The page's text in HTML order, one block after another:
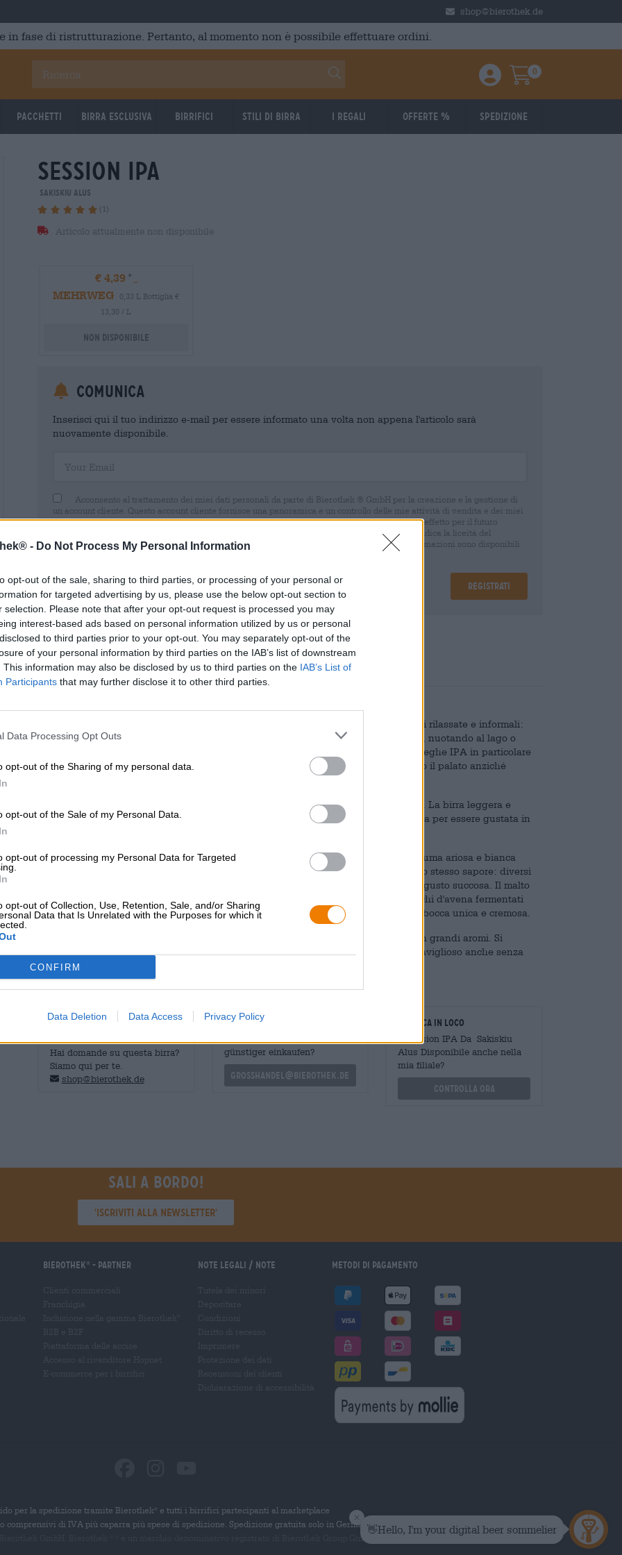
- Do Not Process My Personal Information
opt-out of the sale, sharing to third parties, or processing of your personal or
for targeted advertising by us, please use the below opt-out section to
selection. Please note that after your opt-out request is processed you may
interest-based ads based on personal information utilized by us or personal
to third parties prior to your opt-out. You may separately opt-out of the
of your personal information by third parties on the IAB’s list of downstream
This information may also be disclosed by us to third parties on the IAB’s List of
Participants that may further disclose it to other third parties.
Data Processing Opt Outs
opt-out of the Sharing of my personal data.
opt-out of the Sale of my Personal Data.
opt-out of processing my Personal Data for Targeted
opt-out of Collection, Use, Retention, Sale, and/or Sharing
Data that Is Unrelated with the Purposes for which it
CONFIRM
Data Deletion Data Access Privacy Policy
shop@bierothek.de
in fase di ristrutturazione. Pertanto, al momento non è possibile effettuare ordini.
Einloggen / Anmelden
Warenkorb
0
Pacchetti Birra Esclusiva Birrifici Stili di birra I regali Offerte % Spedizione
session ipa
Sakiskiu Alus
(1)
Articolo attualmente non disponibile
€ 4,39
MEHRWEG
0,33 L Bottiglia €
13,30 / L
Non disponibile
Comunica
Inserisci qui il tuo indirizzo e-mail per essere informato una volta non appena l'articolo sarà
nuovamente disponibile.
Acconsento al trattamento dei miei dati personali da parte di Bierothek ® GmbH per la creazione e la gestione di
un account cliente. Questo account cliente fornisce una panoramica e un controllo delle mie attività di vendita e dei miei
dati personali. Sono consapevole di poter revocare questo consenso in qualsiasi momento con effetto per il futuro
inviando un'e-mail a shop@bierothek.de. La informiamo che la revoca del consenso non pregiudica la liceità del
trattamento effettuato sulla base del suo consenso fino al momento della revoca. Ulteriori informazioni sono disponibili
dichiarazione sulla protezione dei dati
Registrati
* I prezzi sono comprensivi di IVA. Più Depositare
Descrizione Informazioni Recensioni(1)
La Session IPA è un tipo di birra che è il compagno perfetto per tutte le occasioni rilassate e informali:
durante un barbecue con gli amici, al tavolo dei clienti abituali, giocando a carte, nuotando al lago o
durante accoglienti feste in giardino con i propri cari. Si differenzia dalle sue colleghe IPA in particolare
per l'elevata bevibilità. L'IPA è rotonda ed equilibrata, con aromi che accarezzano il palato anziché
Un meraviglioso esempio di questo stile di birra è la Session IPA di Sakiškių alus. La birra leggera e
friabile è stata creata in collaborazione con il pub HopDoc di Kaunas ed è pensata per essere gustata in
La birra dal colore ambrato si presenta con una meravigliosa torbidità e una schiuma ariosa e bianca
nel bicchiere. Emana un profumo invitante di succo multivitaminico e ha anche lo stesso sapore: diversi
strati di frutta fresca si aprono sulla lingua e regalano al palato un'esperienza di gusto succosa. Il malto
ricopre gli aromi fruttati come una coperta vellutata e forma una base fine. I fiocchi d'avena fermentati
conferiscono all'IPA la sua consistenza setosa e garantiscono una sensazione in bocca unica e cremosa.
La Sakiškių alus Session IPA è una birra rotonda, delicatamente equilibrata e con grandi aromi. Si
sposa meravigliosamente con tutti i tipi di snack alla birra, ma ha un sapore meraviglioso anche senza
alcun accompagnamento.
CONSULENZA GRATUITA SULLA
Hai domande su questa birra?
Siamo qui per te.
shop@bierothek.de
commercianti o ristoratori
günstiger einkaufen?
grosshandel@bierothek.de
Verifica in loco
È Session IPA Da Sakiskiu
Alus Disponibile anche nella
mia filiale?
Controlla ora
Sali a bordo!
'Iscriviti alla newsletter'
Bierothek - Partner Note legali / Note Metodi di pagamento
per la spedizione tramite Bierothek
e tutti i birrifici partecipanti al marketplace
comprensivi di IVA più caparra più spese di spedizione. Spedizione gratuita solo in Germania.
marchio denominativo registrato di Bierothek Group GmbH. Tutti i diritti riservati.